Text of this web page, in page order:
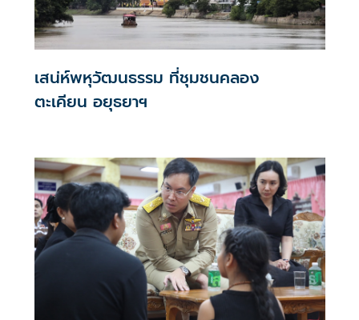
เสน่ห์พหุวัฒนธรรม ที่ชุมชนคลอง
ตะเคียน อยุธยาฯ